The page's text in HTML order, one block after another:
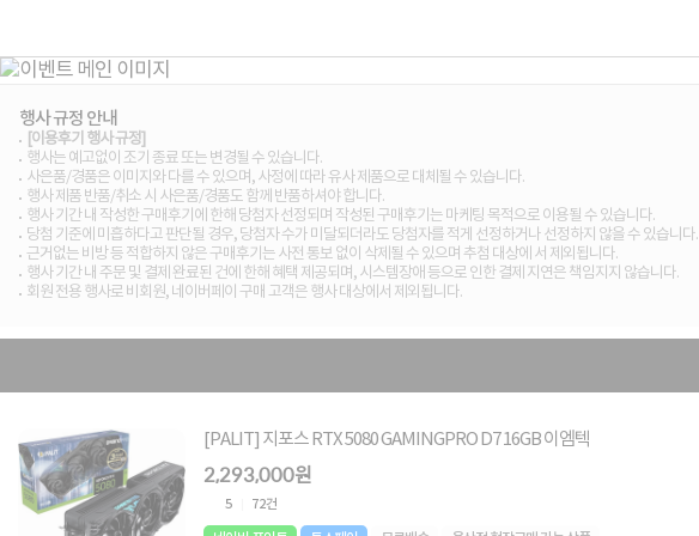
행사 규정 안내
[이용후기 행사 규정]
행사는 예고없이 조기 종료 또는 변경될 수 있습니다.
사은품/경품은 이미지와 다를 수 있으며, 사정에 따라 유사 제품으로 대체될 수 있습니다.
행사 제품 반품/취소 시 사은품/경품도 함께 반품하셔야 합니다.
행사 기간 내 작성한 구매후기에 한해 당첨자 선정되며 작성된 구매후기는 마케팅 목적으로 이용될 수 있습니다.
당첨 기준에 미흡하다고 판단될 경우, 당첨자 수가 미달되더라도 당첨자를 적게 선정하거나 선정하지 않을 수 있습니다.
근거없는 비방 등 적합하지 않은 구매후기는 사전 통보 없이 삭제될 수 있으며 추첨 대상에 서 제외됩니다.
행사 기간 내 주문 및 결제 완료된 건에 한해 혜택 제공되며, 시스템장애 등으로 인한 결제 지연은 책임지지 않습니다.
회원 전용 행사로 비회원, 네이버페이 구매 고객은 행사 대상에서 제외됩니다.
[PALIT] 지포스 RTX 5080 GAMINGPRO D7 16GB 이엠텍
2,293,000원
5 72건